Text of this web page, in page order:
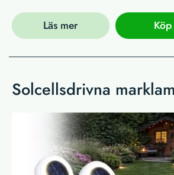
Läs mer Köp
Solcellsdrivna